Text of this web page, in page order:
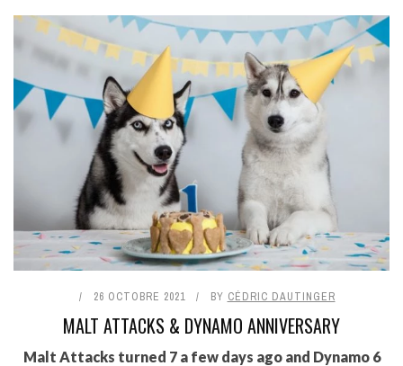
26 OCTOBRE 2021 BY CÉDRIC DAUTINGER
MALT ATTACKS & DYNAMO ANNIVERSARY
Malt Attacks turned 7 a few days ago and Dynamo 6